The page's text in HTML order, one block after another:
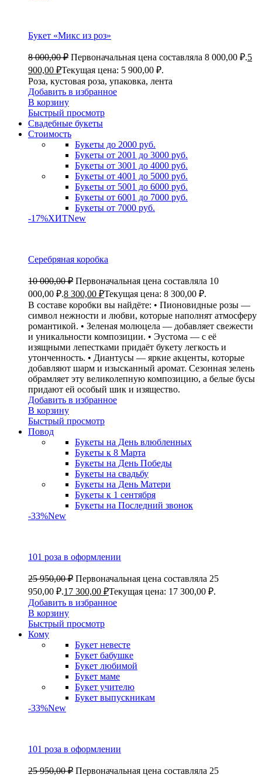
Букет «Микс из роз»
8 000,00₽ Первоначальная цена составляла 8 000,00 ₽.5
900,00 ₽Текущая цена: 5 900,00 ₽.
Роза, кустовая роза, упаковка, лента
Добавить в избранное
В корзину
Быстрый просмотр
Свадебные букеты
Стоимость
Букеты до 2000 руб.
Букеты от 2001 до 3000 руб.
Букеты от 3001 до 4000 руб.
Букеты от 4001 до 5000 руб.
Букеты от 5001 до 6000 руб.
Букеты от 6001 до 7000 руб.
Букеты от 7000 руб.
-17%ХИТNew
Серебряная коробка
10 000,00₽ Первоначальная цена составляла 10
000,00 ₽.8 300,00 ₽Текущая цена: 8 300,00 ₽.
В составе коробки вы найдёте: • Пионовидные розы —
символ нежности и любви, которые наполнят атмосферу
романтикой. • Зеленая молюцела — добавляет свежести
и уникальности композиции. • Эустома — с её
изящными лепестками придаёт букету легкость и
утонченность. • Диантусы — яркие акценты, которые
добавляют шарм и изысканный аромат. Сезонная зелень
обрамляет эту великолепную композицию, а белые бусы
придают ей особый шик и изящество.
Добавить в избранное
В корзину
Быстрый просмотр
Повод
Букеты на День влюбленных
Букеты к 8 Марта
Букеты на День Победы
Букеты на свадьбу
Букеты на День Матери
Букеты к 1 сентября
Букеты на Последний звонок
-33%New
101 роза в оформлении
25 950,00₽ Первоначальная цена составляла 25
950,00 ₽.17 300,00 ₽Текущая цена: 17 300,00 ₽.
Добавить в избранное
В корзину
Быстрый просмотр
Кому
Букет невесте
Букет бабушке
Букет любимой
Букет маме
Букет учителю
Букет выпускникам
-33%New
101 роза в оформлении
25 950,00₽ Первоначальная цена составляла 25